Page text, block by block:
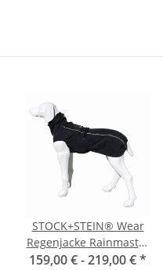
STOCK+STEIN® Wear
Regenjacke Rainmaster
Phantom schwarz
159,00 € -219,00 €*